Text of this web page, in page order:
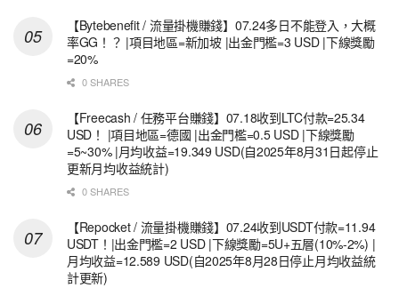
【Bytebenefit / 流量掛機賺錢】07.24多日不能登入，大概
率GG！？ |項目地區=新加坡 |出金門檻=3 USD |下線獎勵
=20%
0 SHARES
【Freecash / 任務平台賺錢】07.18收到LTC付款=25.34
USD！ |項目地區=德國 |出金門檻=0.5 USD |下線獎勵
=5~30% |月均收益=19.349 USD(自2025年8月31日起停止
更新月均收益統計)
0 SHARES
【Repocket / 流量掛機賺錢】07.24收到USDT付款=11.94
USDT！|出金門檻=2 USD |下線獎勵=5U+五層(10%-2%) |
月均收益=12.589 USD(自2025年8月28日停止月均收益統
計更新)